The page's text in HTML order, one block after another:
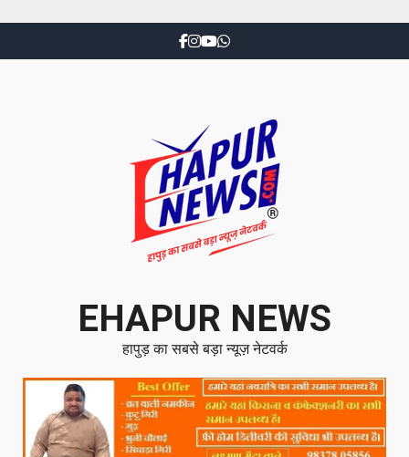
EHAPUR NEWS
हापुड़ का सबसे बड़ा न्यूज़ नेटवर्क